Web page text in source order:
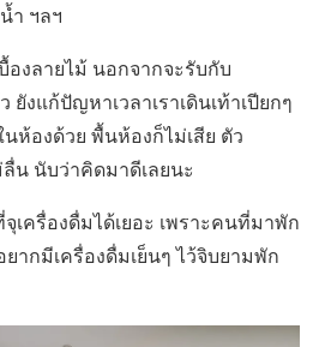
ำ ฯลฯ
องลายไม้ นอกจากจะรับกับ
ยังแก้ปัญหาเวลาเราเดินเท้าเปียกๆ
ห้องด้วย พื้นห้องก็ไม่เสีย ตัว
ลื่น นับว่าคิดมาดีเลยนะ
จุเครื่องดื่มได้เยอะ เพราะคนที่มาพัก
ากมีเครื่องดื่มเย็นๆ ไว้จิบยามพัก